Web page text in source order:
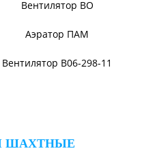
ПЫЛЕВЫЕ
Вентилятор ВРПВ